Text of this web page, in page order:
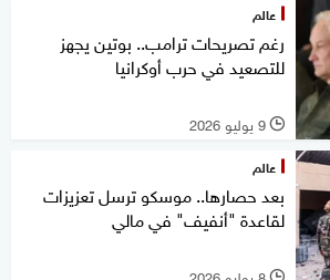
عالم
رغم تصريحات ترامب.. بوتين يجهز
للتصعيد في حرب أوكرانيا
l 9 يوليو 2026
عالم
بعد حصارها.. ‏موسكو ترسل تعزيزات
لقاعدة "أنفيف" في مالي
l